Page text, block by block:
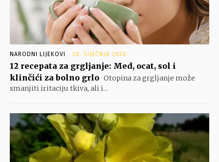
NARODNI LIJEKOVI 20. SIJEČNJA 2020.
12 recepata za grgljanje: Med, ocat, sol i
klinčići za bolno grlo Otopina za grgljanje može
smanjiti iritaciju tkiva, ali i...